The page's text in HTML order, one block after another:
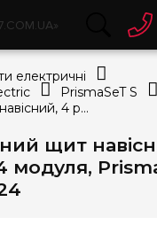
щит
модуля,
0 800
Viber
електричні
PrismaSeT S
Розподільний щит навісний, 4 ряди по 24 модуля, PrismaSeT S, SE LVSST424